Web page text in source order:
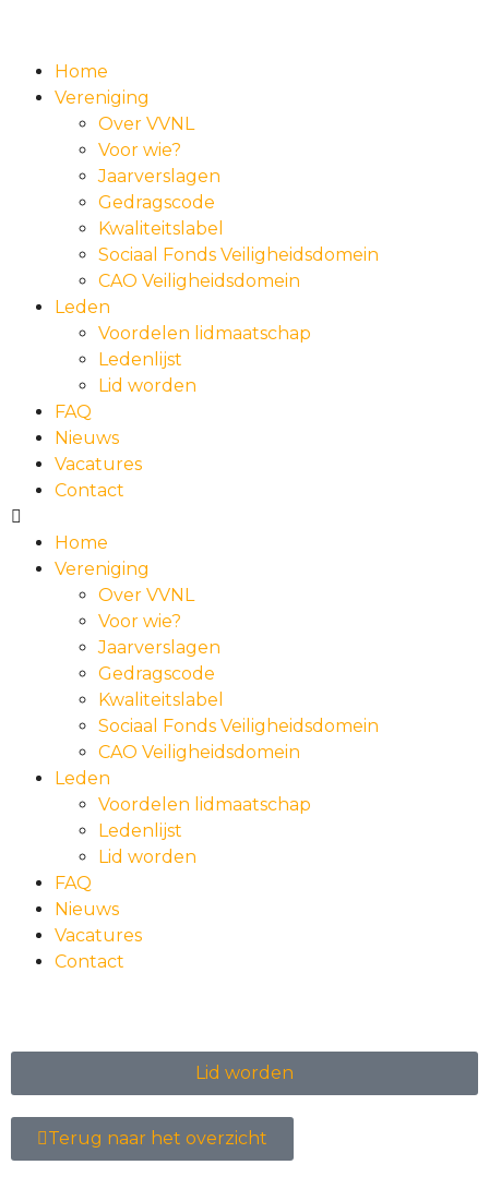
Home
Vereniging
Over VVNL
Voor wie?
Jaarverslagen
Gedragscode
Kwaliteitslabel
Sociaal Fonds Veiligheidsdomein
CAO Veiligheidsdomein
Leden
Voordelen lidmaatschap
Ledenlijst
Lid worden
FAQ
Nieuws
Vacatures
Contact
Home
Vereniging
Over VVNL
Voor wie?
Jaarverslagen
Gedragscode
Kwaliteitslabel
Sociaal Fonds Veiligheidsdomein
CAO Veiligheidsdomein
Leden
Voordelen lidmaatschap
Ledenlijst
Lid worden
FAQ
Nieuws
Vacatures
Contact
Lid worden
Terug naar het overzicht